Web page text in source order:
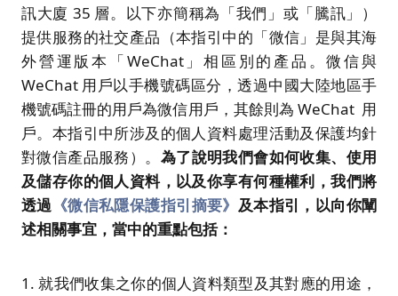
訊大廈 35 層。以下亦簡稱為「我們」或「騰訊」）
提供服務的社交產品（本指引中的「微信」是與其海
外營運版本「WeChat」相區別的產品。微信與
WeChat 用戶以手機號碼區分，透過中國大陸地區手
機號碼註冊的用戶為微信用戶，其餘則為 WeChat 用
戶。本指引中所涉及的個人資料處理活動及保護均針
對微信產品服務）。 為了說明我們會如何收集、使用
及儲存你的個人資料，以及你享有何種權利，我們將
透過 《微信私隱保護指引摘要》 及本指引，以向你闡
述相關事宜，當中的重點包括：
1. 就我們收集之你的個人資料類型及其對應的用途，